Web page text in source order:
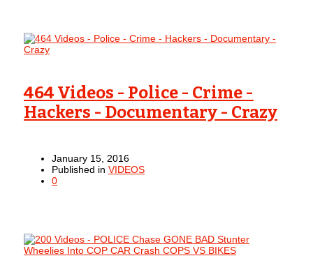
464 Videos - Police - Crime -
Hackers - Documentary - Crazy
January 15, 2016
Published in VIDEOS
0